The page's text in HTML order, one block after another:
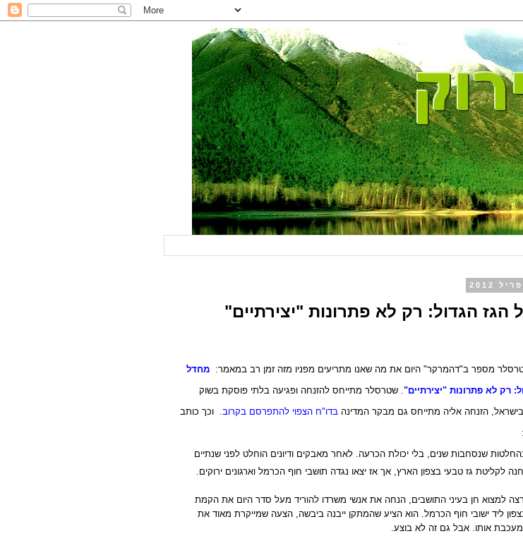
הגז הגדול: רק לא פתרונות "יצירתיים"
מספר ב"דהמרקר" היום את מה שאנו מתריעים מפניו מזה זמן רב במאמר: מחדל
רק לא פתרונות "יצירתיים" שטרסלר מתייחס להזנחה ופגיעה בלתי פוסקת בשוק
הזנחה אליה מתייחס גם מבקר המדינה בדו"ח הצפוי להתפרסם בקרוב
וכך כותב
שנסחבות שנים, בלי יכולת הכרעה. לאחר מאבקים ודיונים הוחלט לפני שנתיים
לקליטת גז טבעי בצפון הארץ, אך אז יצאו נגדה תושבי חוף הכרמל וארגונים ירוקים.
למצוא חן בעיני התושבים, הנחה את אנשי משרדו להוריד מעל סדר היום את הקמת
ליד ישובי חוף הכרמל. הוא הציע שהמתקן ייבנה ביבשה, הצעה שמייקרת מאוד את
אותו. אבל גם זה לא בוצע.